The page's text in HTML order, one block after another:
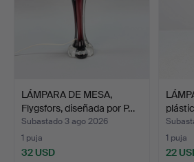
LÁMPARA DE MESA,
Flygsfors, diseñada por P…
Subastado 3 ago 2026
1 puja
32 USD
1 puja
22